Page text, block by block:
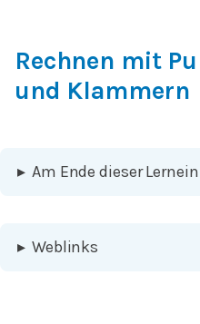
Rechnen mit
und Klammern
▸ Am Ende dieser
▸ Weblinks